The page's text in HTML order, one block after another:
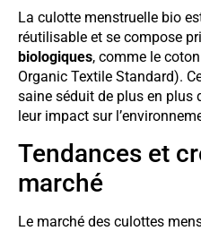
La culotte menstruelle bio
réutilisable et se compose
biologiques, comme le
Organic Textile Standard).
saine séduit de plus en plus
leur impact sur
Tendances et
marché
Le marché des culottes